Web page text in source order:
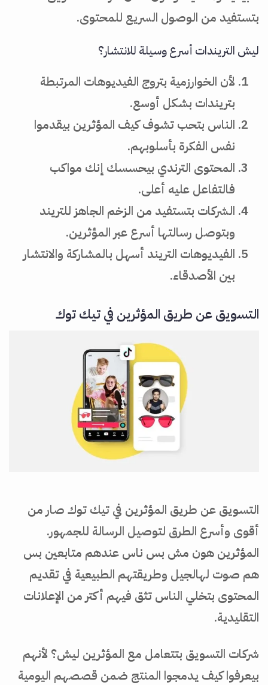
بتستفيد من الوصول السريع للمحتوى.
ليش التريندات أسرع وسيلة للانتشار؟
لأن الخوارزمية بتروج الفيديوهات المرتبطة
بتريندات بشكل أوسع.
الناس بتحب تشوف كيف المؤثرين بيقدموا
نفس الفكرة بأسلوبهم.
المحتوى الترندي بيحسسك إنك مواكب
فالتفاعل عليه أعلى.
الشركات بتستفيد من الزخم الجاهز للتريند
وبتوصل رسالتها أسرع عبر المؤثرين.
الفيديوهات التريند أسهل بالمشاركة والانتشار
بين الأصدقاء.
التسويق عن طريق المؤثرين في تيك توك
التسويق عن طريق المؤثرين في تيك توك صار من
أقوى وأسرع الطرق لتوصيل الرسالة للجمهور.
المؤثرين هون مش بس ناس عندهم متابعين بس
هم صوت لهالجيل وطريقتهم الطبيعية في تقديم
المحتوى بتخلي الناس تثق فيهم أكتر من الإعلانات
التقليدية.
شركات التسويق بتتعامل مع المؤثرين ليش؟ لأنهم
بيعرفوا كيف يدمجوا المنتج ضمن قصصهم اليومية